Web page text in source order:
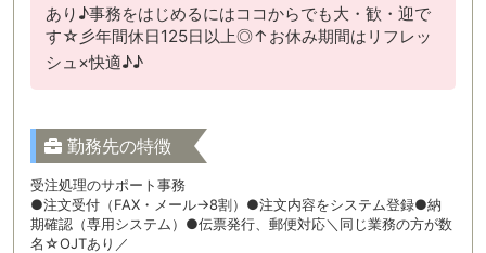
あり♪事務をはじめるにはココからでも大・歓・迎で
す☆彡年間休日125日以上◎↑お休み期間はリフレッ
シュ×快適♪♪
勤務先の特徴
受注処理のサポート事務
●注文受付（FAX・メール→8割）●注文内容をシステム登録●納
期確認（専用システム）●伝票発行、郵便対応＼同じ業務の方が数
名☆OJTあり／